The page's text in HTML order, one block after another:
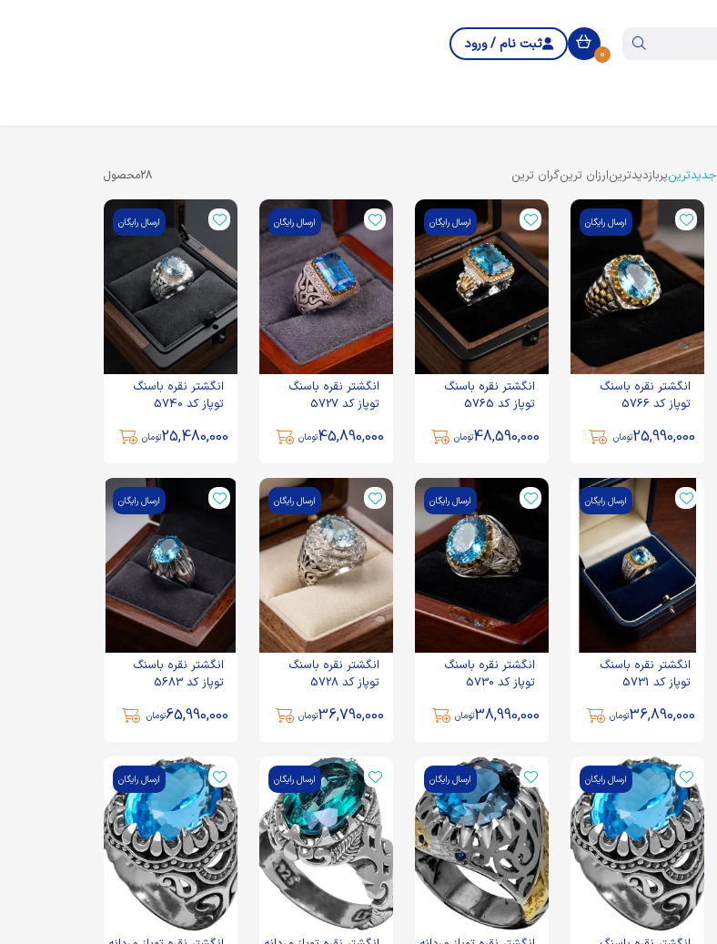
0
ثبت نام / ورود
جدیدترینپربازدیدترینارزان ترینگران ترین 28محصول
ارسال رایگان
انگشتر نقره باسنگ
توپاز کد 5766
25,990,000تومان
ارسال رایگان
انگشتر نقره باسنگ
توپاز کد 5765
48,590,000تومان
ارسال رایگان
انگشتر نقره باسنگ
توپاز کد 5727
45,890,000تومان
ارسال رایگان
انگشتر نقره باسنگ
توپاز کد 5740
25,480,000تومان
ارسال رایگان
انگشتر نقره باسنگ
توپاز کد 5731
36,890,000تومان
ارسال رایگان
انگشتر نقره باسنگ
توپاز کد 5730
38,990,000تومان
ارسال رایگان
انگشتر نقره باسنگ
توپاز کد 5728
36,790,000تومان
ارسال رایگان
انگشتر نقره باسنگ
توپاز کد 5683
65,990,000تومان
ارسال رایگان ارسال رایگان ارسال رایگان ارسال رایگان